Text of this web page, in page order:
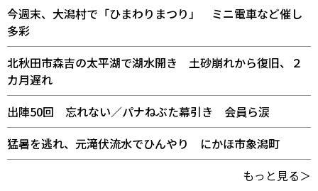
今週末、大潟村で「ひまわりまつり」 ミニ電車など催し
多彩
北秋田市森吉の太平湖で湖水開き 土砂崩れから復旧、２
カ月遅れ
出陣50回 忘れない／パナねぶた幕引き 会員ら涙
猛暑を逃れ、元滝伏流水でひんやり にかほ市象潟町
もっと見る＞